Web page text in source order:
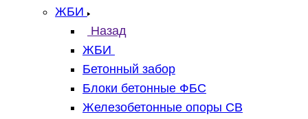
ЖБИ
Назад
ЖБИ
Бетонный забор
Блоки бетонные ФБС
Железобетонные опоры СВ